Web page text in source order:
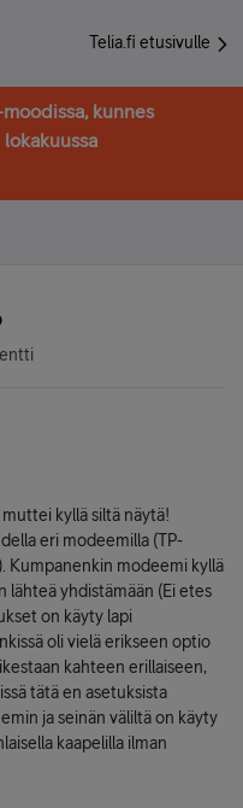
Telia.fi etusivulle
kunnes
kyllä siltä näytä!
eri modeemilla (TP-
Kumpanenkin modeemi kyllä
lähteä yhdistämään (Ei etes
on käyty lapi
oli vielä erikseen optio
kahteen erillaiseen,
tätä en asetuksista
ja seinän väliltä on käyty
kaapelilla ilman